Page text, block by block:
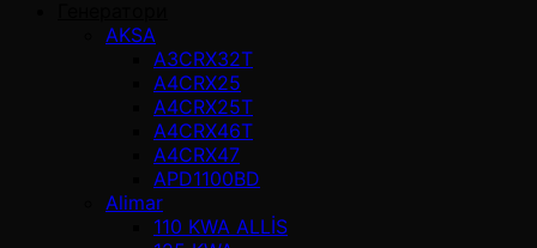
AKSA
A3CRX32T
A4CRX25
A4CRX25T
A4CRX46T
A4CRX47
APD1100BD
Alimar
110 KWA ALLİS